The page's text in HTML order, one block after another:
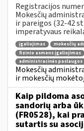
Registracijos
Mokesčių
ir pareigos (32-42
imperatyvaus
įgaliojimas mokesčių
fizinio asmens įgaliojimas
administracinės paslaugos
Mokesčių
ir mokesčių
Kaip pildoma
sandorių arba
(FR0528), kai
sutartis su